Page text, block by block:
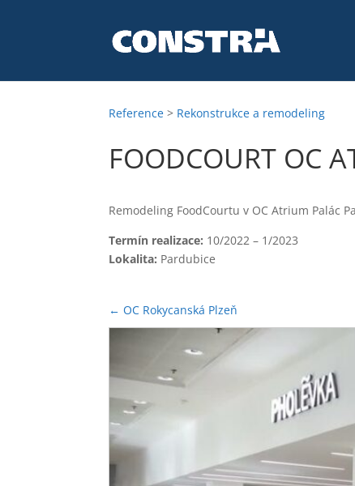
Reference > Rekonstrukce a remodeling
FOODCOURT OC
Remodeling FoodCourtu v OC Atrium Palác
Termín realizace: 10/2022 – 1/2023
Lokalita: Pardubice
←OC Rokycanská Plzeň